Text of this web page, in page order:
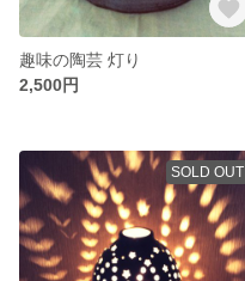
趣味の陶芸 灯り
2,500円
SOLD OUT